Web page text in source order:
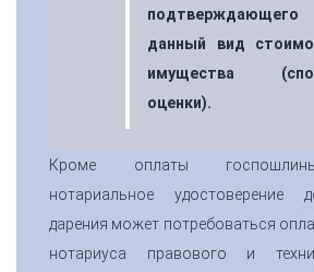
подтверждающего
данный вид
имущества
оценки).
Кроме оплаты
нотариальное удостоверение
дарения может потребоваться
нотариуса правового и